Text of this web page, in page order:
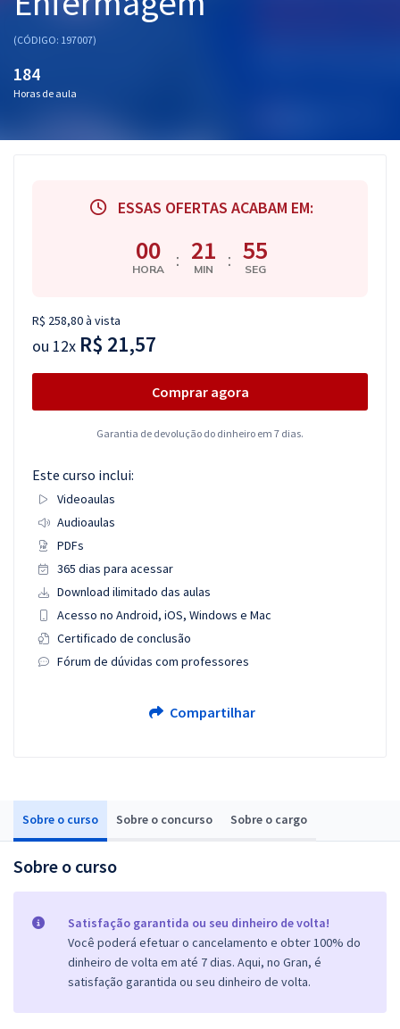
Pós
OAB
Atendimento
(CÓDIGO: 197007)
184
Horas de aula
Sobre o curso Sobre o concurso Sobre o cargo
Sobre o curso
Satisfação garantida ou seu dinheiro de volta!
Você poderá efetuar o cancelamento e obter 100% do
dinheiro de volta em até 7 dias. Aqui, no Gran, é
satisfação garantida ou seu dinheiro de volta.
ESSAS OFERTAS ACABAM EM:
00
HORA : 21
MIN : 54
SEG
R$ 258,80 à vista
ou 12x R$ 21,57
Comprar agora
Garantia de devolução do dinheiro em 7 dias.
Este curso inclui:
Videoaulas
Audioaulas
PDFs
365 dias para acessar
Download ilimitado das aulas
Acesso no Android, iOS, Windows e Mac
Certificado de conclusão
Fórum de dúvidas com professores
Compartilhar